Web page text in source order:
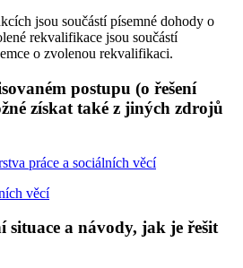
jsou součástí písemné dohody o
rekvalifikace jsou součástí
o zvolenou rekvalifikaci.
postupu (o řešení
získat také z jiných zdrojů
práce a sociálních věcí
věcí
situace a návody, jak je řešit